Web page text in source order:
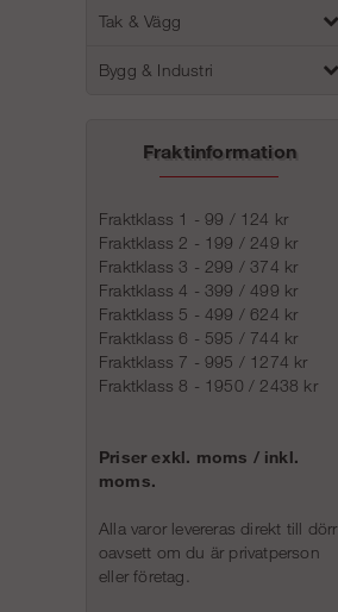
Tak & Vägg
Bygg & Industri
Fraktinformation
Fraktklass 1 - 99 / 124 kr
Fraktklass 2 - 199 / 249 kr
Fraktklass 3 - 299 / 374 kr
Fraktklass 4 - 399 / 499 kr
Fraktklass 5 - 499 / 624 kr
Fraktklass 6 - 595 / 744 kr
Fraktklass 7 - 995 / 1274 kr
Fraktklass 8 - 1950 / 2438 kr
Priser exkl. moms / inkl.
moms.
Alla varor levereras direkt till dörr
oavsett om du är privatperson
eller företag.